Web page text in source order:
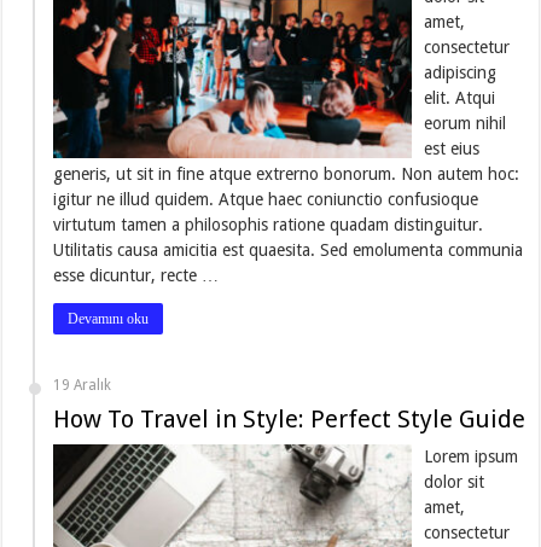
amet,
consectetur
adipiscing
elit. Atqui
eorum nihil
est eius
generis, ut sit in fine atque extrerno bonorum. Non autem hoc:
igitur ne illud quidem. Atque haec coniunctio confusioque
virtutum tamen a philosophis ratione quadam distinguitur.
Utilitatis causa amicitia est quaesita. Sed emolumenta communia
esse dicuntur, recte …
Devamını oku
19 Aralık
How To Travel in Style: Perfect Style Guide
Lorem ipsum
dolor sit
amet,
consectetur